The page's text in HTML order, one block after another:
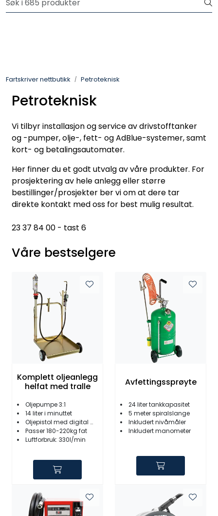
Skip to main content
Fartskriver nettbutikk Petroteknisk
Petroteknisk
Vi tilbyr installasjon og service av drivstofftanker
og -pumper, olje-, fett- og AdBlue-systemer, samt
kort- og betalingsautomater.
Her finner du et godt utvalg av våre produkter. For
prosjektering av hele anlegg eller større
bestillinger/prosjekter ber vi om at dere tar
direkte kontakt med oss for best mulig resultat.
23 37 84 00 - tast 6
Våre bestselgere
Komplett oljeanlegg
helfat med tralle
Oljepumpe 3:1
14 liter i minuttet
Oljepistol med digital måler
Passer 180-220kg fat
Luftforbruk: 330l/min
Avfettingssprøyte
24 liter tankkapasitet
5 meter spiralslange
Inkludert nivåmåler
Inkludert manometer
Petroteknisk
Ryggekamera